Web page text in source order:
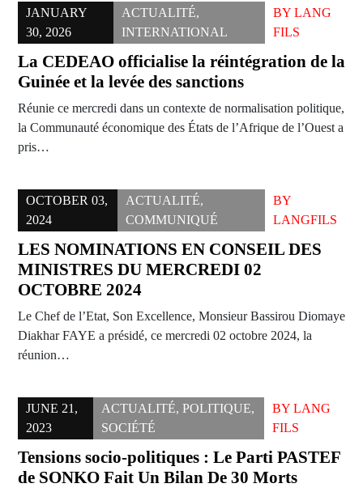
JANUARY
30, 2026
ACTUALITÉ,
INTERNATIONAL
BYLANG
FILS
La CEDEAO officialise la réintégration de la
Guinée et la levée des sanctions
Réunie ce mercredi dans un contexte de normalisation politique,
la Communauté économique des États de l’Afrique de l’Ouest a
pris…
OCTOBER 03,
2024
ACTUALITÉ,
COMMUNIQUÉ
BY
LANGFILS
LES NOMINATIONS EN CONSEIL DES
MINISTRES DU MERCREDI 02
OCTOBRE 2024
Le Chef de l’Etat, Son Excellence, Monsieur Bassirou Diomaye
Diakhar FAYE a présidé, ce mercredi 02 octobre 2024, la
réunion…
JUNE 21,
2023
ACTUALITÉ,POLITIQUE,
SOCIÉTÉ
BYLANG
FILS
Tensions socio-politiques : Le Parti PASTEF
de SONKO Fait Un Bilan De 30 Morts